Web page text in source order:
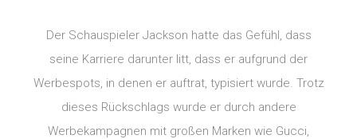
Der Schauspieler Jackson hatte das Gefühl, dass
seine Karriere darunter litt, dass er aufgrund der
Werbespots, in denen er auftrat, typisiert wurde. Trotz
dieses Rückschlags wurde er durch andere
Werbekampagnen mit großen Marken wie Gucci,